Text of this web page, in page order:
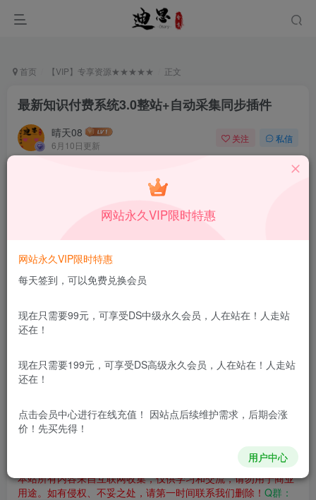
首页 【VIP】专享资源★★★★★ 正文
最新知识付费系统3.0整站+自动采集同步插件
晴天08
6月10日更新
关注 私信
最新知识付费系统3.0整站+自动采集同步插件
此内容为付费资源，请付费后查看
￥59.9
DS中级会员 ￥39.9
本站付费资源为网络虚拟产品，由于网络资源具有极快的可复制性，
本站内容分为：登录回复下载，积分下载，RMB下载，积分下
载及登录回复下载，都为免费资源，积分只需签到就可以获
得！
本站所有内容来自互联网收集，仅供学习和交流，请勿用于商业
用途。如有侵权、不妥之处，请第一时间联系我们删除！ Q群：
网站永久VIP限时特惠
网站永久VIP限时特惠
每天签到，可以免费兑换会员
现在只需要99元，可享受DS中级永久会员，人在站在！人走站
还在！
现在只需要199元，可享受DS高级永久会员，人在站在！人走站
还在！
点击会员中心进行在线充值！ 因站点后续维护需求，后期会涨
价！先买先得！
用户中心